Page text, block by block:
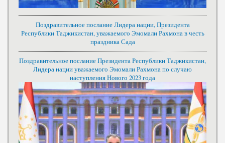
Поздравительное послание Лидера нации, Президента
Республики Таджикистан, уважаемого Эмомали Рахмона в честь
праздника Сада
Поздравительное послание Президента Республики Таджикистан,
Лидера нации уважаемого Эмомали Рахмона по случаю
наступления Нового 2023 года